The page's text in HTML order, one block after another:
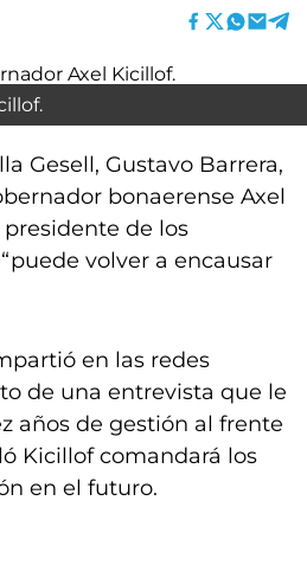
Gesell, Gustavo Barrera,
bonaerense Axel
de los
volver a encausar
en las redes
de una entrevista que le
años de gestión al frente
Kicillof comandará los
en el futuro.